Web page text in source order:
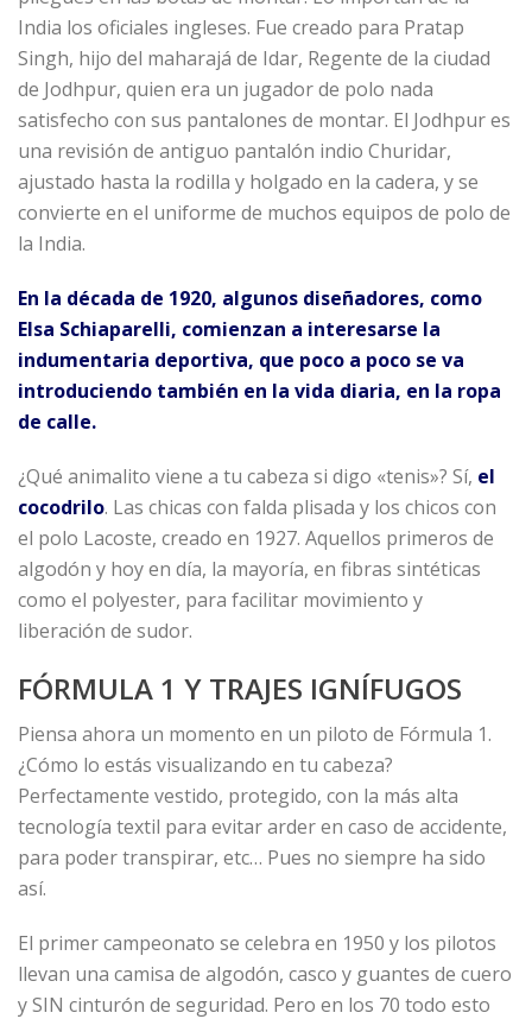
India los oficiales ingleses. Fue creado para Pratap
Singh, hijo del maharajá de Idar, Regente de la ciudad
de Jodhpur, quien era un jugador de polo nada
satisfecho con sus pantalones de montar. El Jodhpur es
una revisión de antiguo pantalón indio Churidar,
ajustado hasta la rodilla y holgado en la cadera, y se
convierte en el uniforme de muchos equipos de polo de
la India.
En la década de 1920, algunos diseñadores, como
Elsa Schiaparelli, comienzan a interesarse la
indumentaria deportiva, que poco a poco se va
introduciendo también en la vida diaria, en la ropa
de calle.
¿Qué animalito viene a tu cabeza si digo «tenis»? Sí, el
cocodrilo. Las chicas con falda plisada y los chicos con
el polo Lacoste, creado en 1927. Aquellos primeros de
algodón y hoy en día, la mayoría, en fibras sintéticas
como el polyester, para facilitar movimiento y
liberación de sudor.
FÓRMULA 1 Y TRAJES IGNÍFUGOS
Piensa ahora un momento en un piloto de Fórmula 1.
¿Cómo lo estás visualizando en tu cabeza?
Perfectamente vestido, protegido, con la más alta
tecnología textil para evitar arder en caso de accidente,
para poder transpirar, etc… Pues no siempre ha sido
así.
El primer campeonato se celebra en 1950 y los pilotos
llevan una camisa de algodón, casco y guantes de cuero
y SIN cinturón de seguridad. Pero en los 70 todo esto